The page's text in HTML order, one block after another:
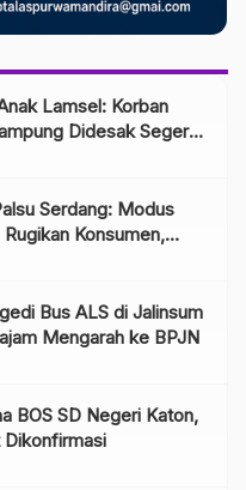
Lamsel: Korban
Didesak Segera
Serdang: Modus
Konsumen,
Jaringan Distribusi
Bus ALS di Jalinsum
Mengarah ke BPJN
BOS SD Negeri Katon,
Dikonfirmasi